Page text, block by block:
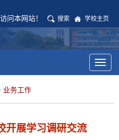
问本网站！
搜索 学校主页
Toggle
业务工作
开展学习调研交流